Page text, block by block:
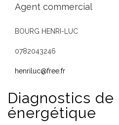
Agent commercial
BOURG HENRI-LUC
0782043246
henriluc@free.fr
Diagnostics de
énergétique